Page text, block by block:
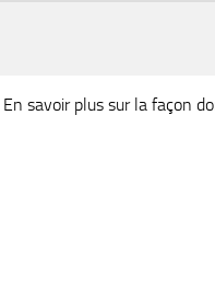
En savoir plus sur la façon